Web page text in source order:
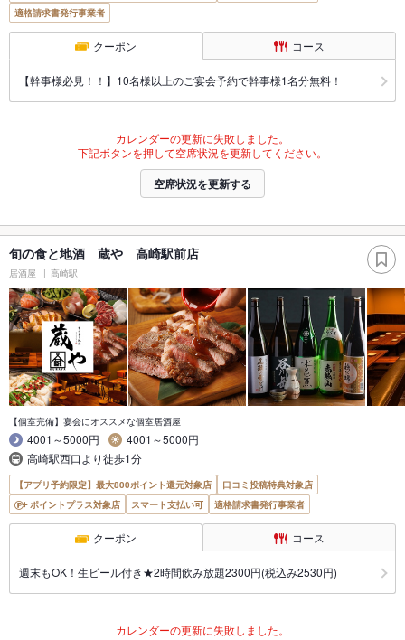
適格請求書発行事業者
クーポン コース
【幹事様必見！！】10名様以上のご宴会予約で幹事様1名分無料！
カレンダーの更新に失敗しました。
下記ボタンを押して空席状況を更新してください。
空席状況を更新する
旬の食と地酒 蔵や 高崎駅前店
居酒屋 高崎駅
【個室完備】宴会にオススメな個室居酒屋
4001～5000円
4001～5000円
高崎駅西口より徒歩1分
【アプリ予約限定】最大800ポイント還元対象店
口コミ投稿特典対象店
ポイントプラス対象店
スマート支払い可 適格請求書発行事業者
クーポン コース
週末もOK！生ビール付き★2時間飲み放題2300円(税込み2530円)
カレンダーの更新に失敗しました。